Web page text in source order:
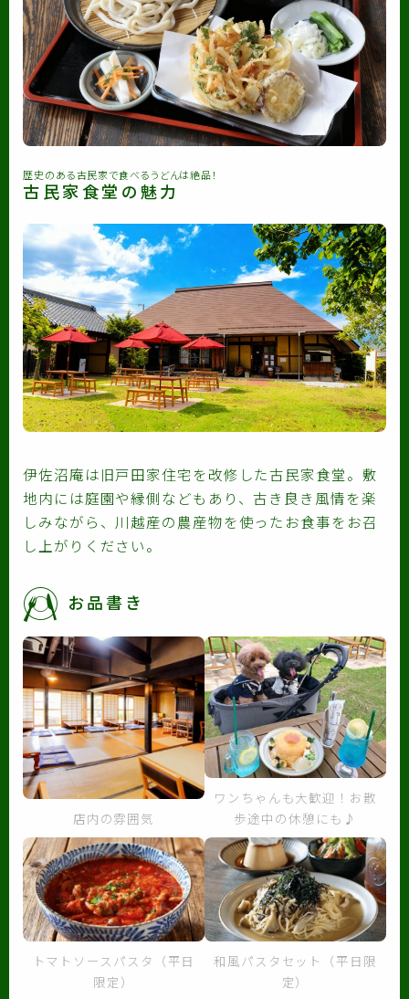
歴史のある古民家で食べるうどんは絶品！
古民家食堂の魅力
伊佐沼庵は旧戸田家住宅を改修した古民家食堂。敷
地内には庭園や縁側などもあり、古き良き風情を楽
しみながら、川越産の農産物を使ったお食事をお召
し上がりください。
お品書き
店内の雰囲気
ワンちゃんも大歓迎！お散
歩途中の休憩にも♪
トマトソースパスタ（平日
限定）
和風パスタセット（平日限
定）